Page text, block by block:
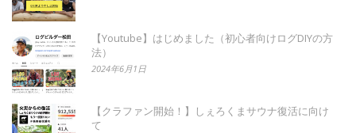
【Youtube】はじめました（初心者向けログDIYの方
法）
2024年6月1日
【クラファン開始！】しぇろくまサウナ復活に向け
て